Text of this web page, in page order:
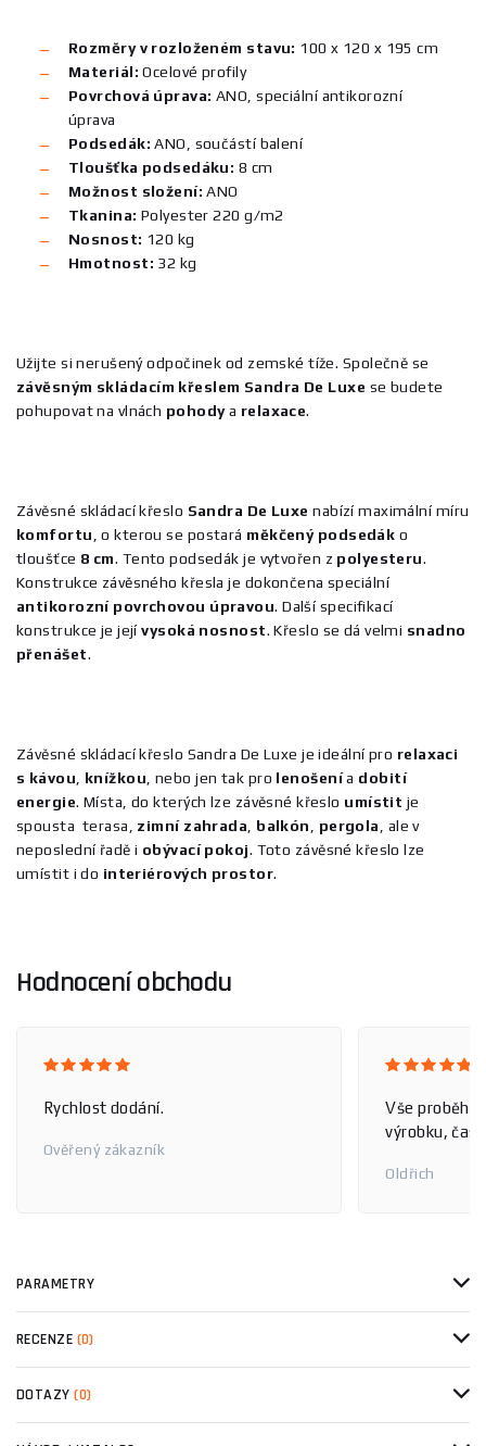
Rozměry v rozloženém stavu: 100 x 120 x 195 cm
Materiál: Ocelové profily
Povrchová úprava: ANO, speciální antikorozní
úprava
Podsedák: ANO, součástí balení
Tloušťka podsedáku: 8 cm
Možnost složení: ANO
Tkanina: Polyester 220 g/m2
Nosnost: 120 kg
Hmotnost: 32 kg
Užijte si nerušený odpočinek od zemské tíže. Společně se
závěsným skládacím křeslem Sandra De Luxe se budete
pohupovat na vlnách pohodya relaxace.
Závěsné skládací křeslo Sandra De Luxe nabízí maximální míru
komfortu , o kterou se postará měkčený podsedák o
tloušťce 8 cm. Tento podsedák je vytvořen z polyesteru.
Konstrukce závěsného křesla je dokončena speciální
antikorozní povrchovou úpravou. Další specifikací
konstrukce je jejívysoká nosnost. Křeslo se dá velmi snadno
přenášet.
Závěsné skládací křeslo Sandra De Luxe je ideální pro relaxaci
s kávou knížkou , nebo jen tak pro lenošenía dobití
energie. Místa, do kterých lze závěsné křeslo umístit je
spousta terasa, zimní zahrada balkón pergola
, ale v
neposlední řadě i obývací pokoj. Toto závěsné křeslo lze
umístit i do interiérových prostor.
Hodnocení obchodu
Rychlost dodání.
Ověřený zákazník
Vše
výrobku, čas
Oldřich
PARAMETRY
RECENZE (0)
DOTAZY(0)